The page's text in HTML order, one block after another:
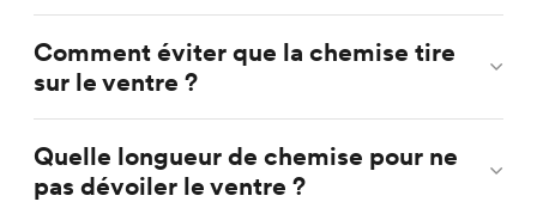
Comment éviter que la chemise tire
sur le ventre ?
Quelle longueur de chemise pour ne
pas dévoiler le ventre ?